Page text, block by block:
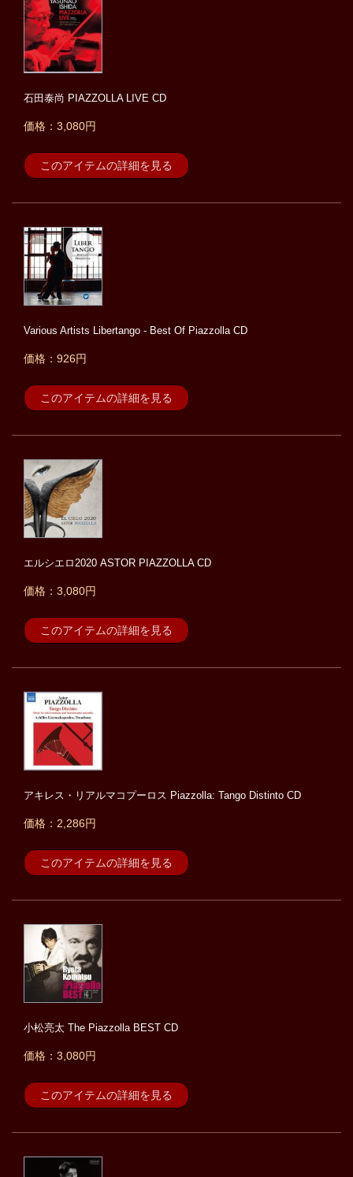
石田泰尚 PIAZZOLLA LIVE CD
価格：3,080円
このアイテムの詳細を見る
Various Artists Libertango - Best Of Piazzolla CD
価格：926円
このアイテムの詳細を見る
エルシエロ2020 ASTOR PIAZZOLLA CD
価格：3,080円
このアイテムの詳細を見る
アキレス・リアルマコプーロス Piazzolla: Tango Distinto CD
価格：2,286円
このアイテムの詳細を見る
小松亮太 The Piazzolla BEST CD
価格：3,080円
このアイテムの詳細を見る